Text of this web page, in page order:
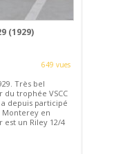
(1929)
649 vues
Très bel
trophée VSCC
depuis participé
Monterey en
est un Riley 12/4